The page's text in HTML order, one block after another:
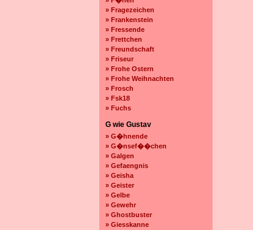
» Fragezeichen
» Frankenstein
» Fressende
» Frettchen
» Freundschaft
» Friseur
» Frohe Ostern
» Frohe Weihnachten
» Frosch
» Fsk18
» Fuchs
G wie Gustav
» G�hnende
» G�nsef��chen
» Galgen
» Gefaengnis
» Geisha
» Geister
» Gelbe
» Gewehr
» Ghostbuster
» Giesskanne